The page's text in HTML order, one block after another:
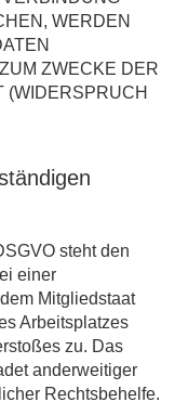
WERDEN
ZWECKE DER
(WIDERSPRUCH
steht den
einer
Mitgliedstaat
Arbeitsplatzes
zu. Das
anderweitiger
Rechtsbehelfe.